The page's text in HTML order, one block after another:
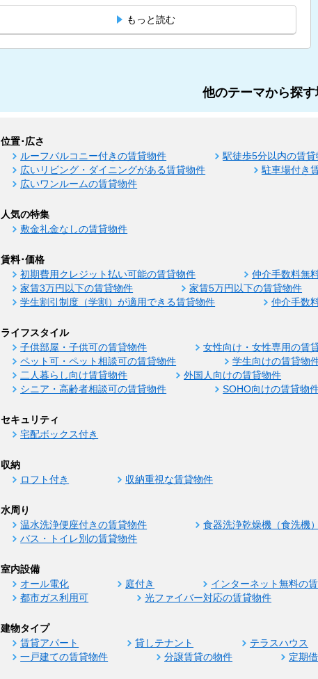
もっと読む
他のテーマから探す
位置･広さ
ルーフバルコニー付きの賃貸物件 駅徒歩5分以内の賃貸
広いリビング・ダイニングがある賃貸物件
駐車場付き
広いワンルームの賃貸物件
人気の特集
敷金礼金なしの賃貸物件
賃料･価格
初期費用クレジット払い可能の賃貸物件 仲介手数料無
家賃3万円以下の賃貸物件
家賃5万円以下の賃貸物件
学生割引制度（学割）が適用できる賃貸物件
仲介手数
ライフスタイル
子供部屋・子供可の賃貸物件 女性向け・女性専用の賃
ペット可・ペット相談可の賃貸物件
学生向けの賃貸物
二人暮らし向け賃貸物件
外国人向けの賃貸物件
シニア・高齢者相談可の賃貸物件
SOHO向けの賃貸物
セキュリティ
宅配ボックス付き
収納
ロフト付き 収納重視な賃貸物件
水周り
温水洗浄便座付きの賃貸物件 食器洗浄乾燥機（食洗機
バス・トイレ別の賃貸物件
室内設備
オール電化 庭付き インターネット無料の
都市ガス利用可
光ファイバー対応の賃貸物件
建物タイプ
賃貸アパート 貸しテナント テラスハウス
一戸建ての賃貸物件
分譲賃貸の物件 定期